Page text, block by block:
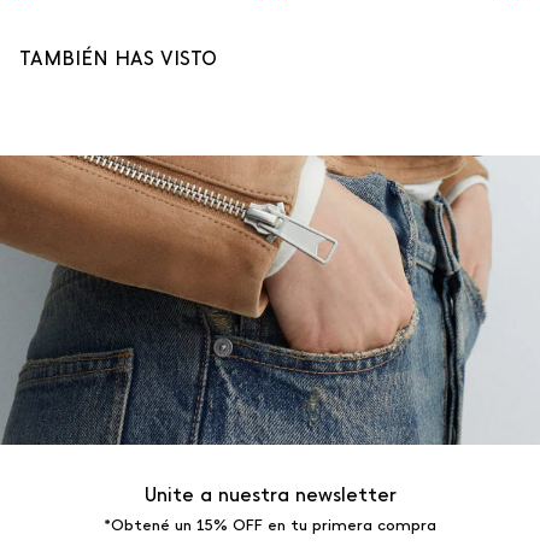
TAMBIÉN HAS VISTO
Unite a nuestra newsletter
*Obtené un 15% OFF en tu primera compra